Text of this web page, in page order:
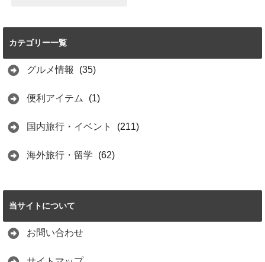
はイルカショーと
2021.06.15
カテゴリー一覧
グルメ情報 (35)
便利アイテム (1)
国内旅行・イベント (211)
海外旅行・留学 (62)
当サイトについて
お問い合わせ